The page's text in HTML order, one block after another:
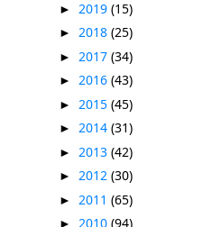
► 2019 (15)
► 2018 (25)
► 2017 (34)
► 2016 (43)
► 2015 (45)
► 2014 (31)
► 2013 (42)
► 2012 (30)
► 2011 (65)
► 2010 (94)